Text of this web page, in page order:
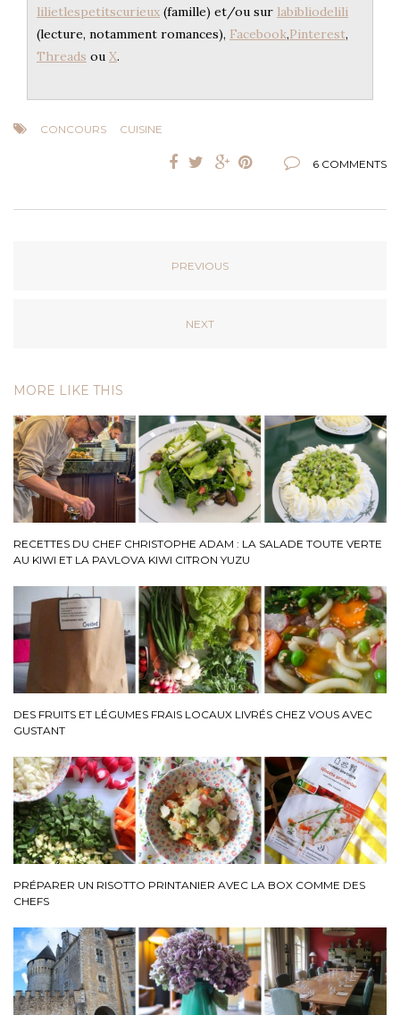
lilietlespetitscurieux (famille) et/ou sur labibliodelili
(lecture, notamment romances), Facebook,Pinterest,
Threads ou X.
CONCOURS CUISINE
6 COMMENTS
PREVIOUS
NEXT
MORE LIKE THIS
RECETTES DU CHEF CHRISTOPHE ADAM : LA SALADE TOUTE VERTE
AU KIWI ET LA PAVLOVA KIWI CITRON YUZU
DES FRUITS ET LÉGUMES FRAIS LOCAUX LIVRÉS CHEZ VOUS AVEC
GUSTANT
PRÉPARER UN RISOTTO PRINTANIER AVEC LA BOX COMME DES
CHEFS